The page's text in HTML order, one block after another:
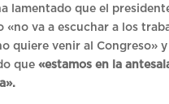
lamentado que el
«no va a escuchar a los
quiere venir al Congreso» y
que «estamos en la